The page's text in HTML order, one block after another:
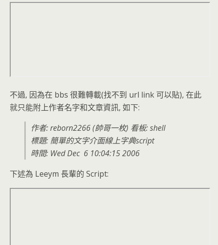
不過, 因為在 bbs 很難轉載(找不到 url link 可以貼), 在此
就只能附上作者名字和文章資訊, 如下:
作者: reborn2266 (帥哥一枚) 看板: shell
標題: 簡單的文字介面線上字典script
時間: Wed Dec 6 10:04:15 2006
下述為 Leeym 長輩的 Script: